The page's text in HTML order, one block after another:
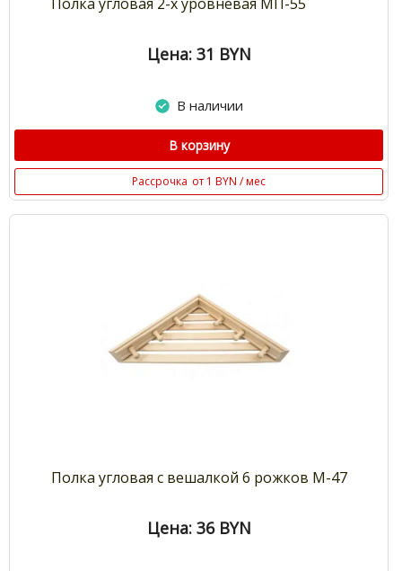
Цена: 31 BYN
В наличии
В корзину
Рассрочка от 1 BYN / мес
Полка угловая с вешалкой 6 рожков М-47
Цена: 36 BYN